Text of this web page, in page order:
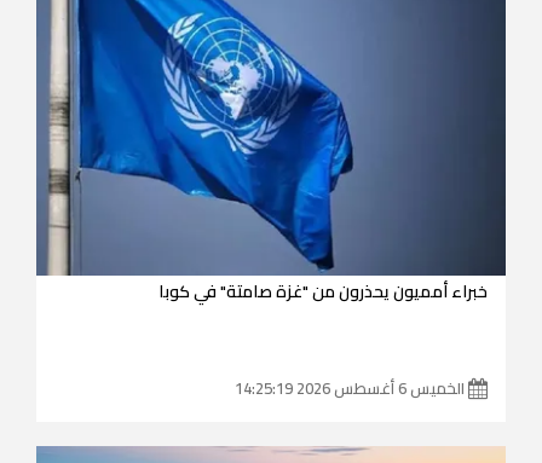
خبراء أمميون يحذرون من "غزة صامتة" في كوبا
الخميس 6 أغسطس 2026 14:25:19